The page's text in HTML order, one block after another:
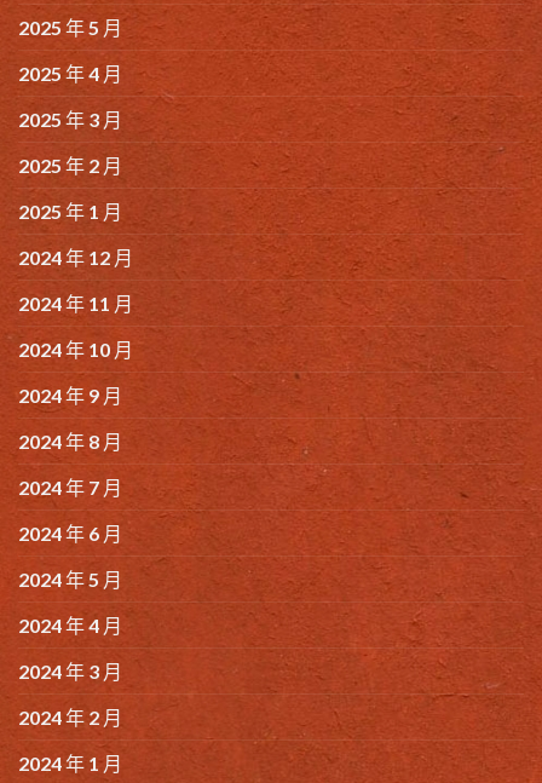
2025 年 5 月
2025 年 4 月
2025 年 3 月
2025 年 2 月
2025 年 1 月
2024 年 12 月
2024 年 11 月
2024 年 10 月
2024 年 9 月
2024 年 8 月
2024 年 7 月
2024 年 6 月
2024 年 5 月
2024 年 4 月
2024 年 3 月
2024 年 2 月
2024 年 1 月